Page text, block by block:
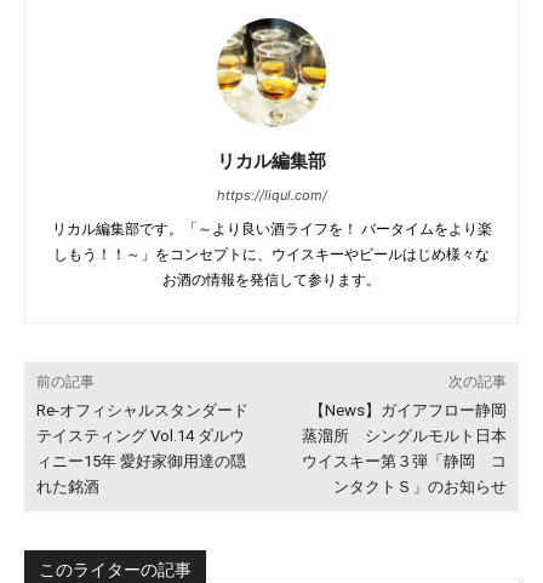
リカル編集部
https://liqul.com/
リカル編集部です。「～より良い酒ライフを！ バータイムをより楽
しもう！！～」をコンセプトに、ウイスキーやビールはじめ様々な
お酒の情報を発信して参ります。
前の記事
Re-オフィシャルスタンダード
テイスティング Vol.14 ダルウ
ィニー15年 愛好家御用達の隠
れた銘酒
次の記事
【News】ガイアフロー静岡
蒸溜所 シングルモルト日本
ウイスキー第３弾「静岡 コ
ンタクトＳ」のお知らせ
このライターの記事